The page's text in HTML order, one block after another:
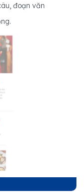
đoạn văn